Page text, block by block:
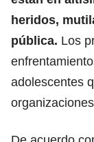
heridos,
pública. Los
adolescentes